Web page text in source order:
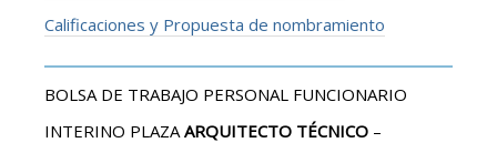
Calificaciones y Propuesta de nombramiento
BOLSA DE TRABAJO PERSONAL FUNCIONARIO
INTERINO PLAZA ARQUITECTO TÉCNICO –